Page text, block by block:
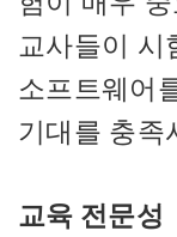
교사들이 시
소프트웨어
기대를 충족
교육 전문성